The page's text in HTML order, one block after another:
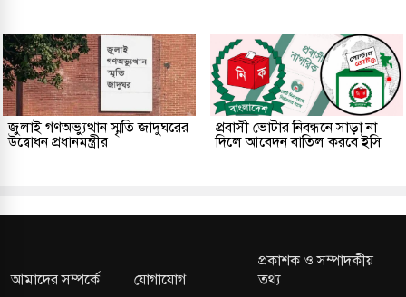
জুলাই গণঅভ্যুত্থান স্মৃতি জাদুঘরের
উদ্বোধন প্রধানমন্ত্রীর
প্রবাসী ভোটার নিবন্ধনে সাড়া না
দিলে আবেদন বাতিল করবে ইসি
আমাদের সম্পর্কে যোগাযোগ
প্রকাশক ও সম্পাদকীয়
তথ্য